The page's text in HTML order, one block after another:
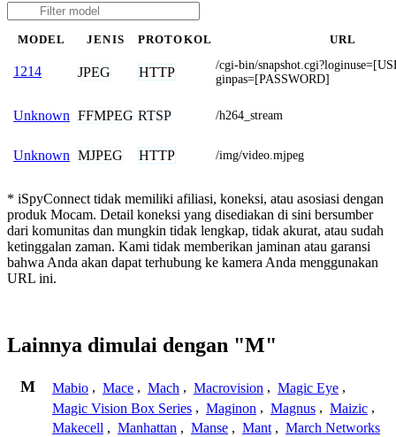
MODEL JENIS PROTOKOL URL
1214 JPEG HTTP
/cgi-bin/
ginpas=[PASSWORD]
Unknown FFMPEG RTSP /h264_stream
Unknown MJPEG HTTP /img/video.mjpeg
* iSpyConnect tidak memiliki afiliasi, koneksi, atau asosiasi dengan
produk Mocam. Detail koneksi yang disediakan di sini bersumber
dari komunitas dan mungkin tidak lengkap, tidak akurat, atau sudah
ketinggalan zaman. Kami tidak memberikan jaminan atau garansi
bahwa Anda akan dapat terhubung ke kamera Anda menggunakan
URL ini.
Lainnya dimulai dengan "M"
M Mabio , Mace , Mach , Macrovision , Magic Eye ,
Magic Vision Box Series , Maginon , Magnus , Maizic ,
Makecell , Manhattan , Manse , Mant , March Networks